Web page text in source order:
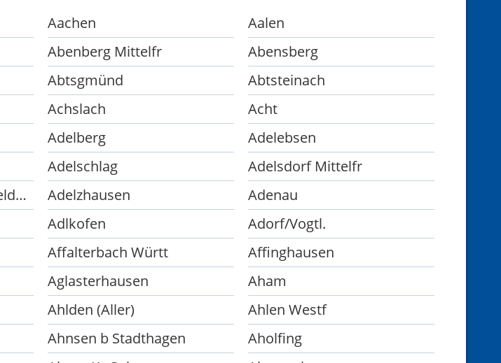
Aachen
Aalen
Abenberg Mittelfr
Abensberg
Abtsgmünd
Abtsteinach
Achslach
Acht
Adelberg
Adelebsen
Adelschlag
Adelsdorf Mittelfr
Adelshofen Kr Fürstenfeldbruck Adelzhausen
Adenau
Adlkofen
Adorf/Vogtl.
Affalterbach Württ
Affinghausen
Aglasterhausen
Aham
Ahlden (Aller)
Ahlen Westf
Ahnsen b Stadthagen
Aholfing